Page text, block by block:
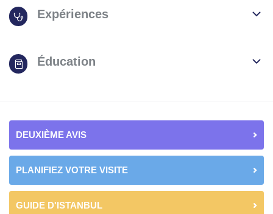
Expériences
Éducation
DEUXIÈME AVIS
PLANIFIEZ VOTRE VISITE
GUIDE D'ISTANBUL